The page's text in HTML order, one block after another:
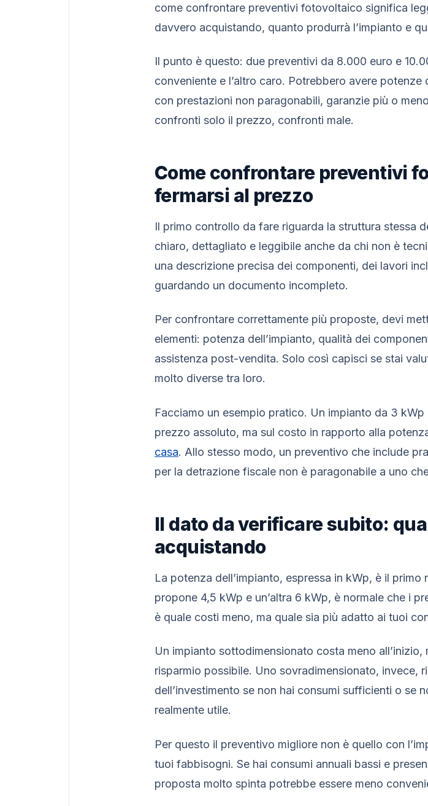
come confrontare preventivi fotovoltaico significa
davvero acquistando, quanto produrrà l’impianto e
Il punto è questo: due preventivi da 8.000 euro e
conveniente e l’altro caro. Potrebbero avere
con prestazioni non paragonabili, garanzie più o
confronti solo il prezzo, confronti male.
Come confrontare preventivi
fermarsi al prezzo
Il primo controllo da fare riguarda la struttura stessa
chiaro, dettagliato e leggibile anche da chi non è
una descrizione precisa dei componenti, dei lavori
guardando un documento incompleto.
Per confrontare correttamente più proposte, devi
elementi: potenza dell’impianto, qualità dei
assistenza post-vendita. Solo così capisci se stai
molto diverse tra loro.
Facciamo un esempio pratico. Un impianto da 3
prezzo assoluto, ma sul costo in rapporto alla
casa. Allo stesso modo, un preventivo che include
per la detrazione fiscale non è paragonabile a uno
Il dato da verificare subito:
acquistando
La potenza dell’impianto, espressa in kWp, è il primo
propone 4,5 kWp e un’altra 6 kWp, è normale che i
è quale costi meno, ma quale sia più adatto ai tuoi
Un impianto sottodimensionato costa meno
risparmio possibile. Uno sovradimensionato, invece,
dell’investimento se non hai consumi sufficienti o se
realmente utile.
Per questo il preventivo migliore non è quello con
tuoi fabbisogni. Se hai consumi annuali bassi e
proposta molto spinta potrebbe essere meno